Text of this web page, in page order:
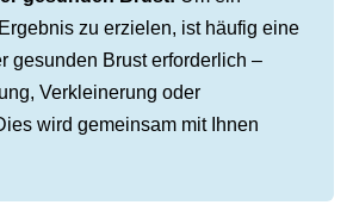
zu erzielen, ist häufig eine
gesunden Brust erforderlich –
Verkleinerung oder
wird gemeinsam mit Ihnen